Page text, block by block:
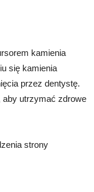
kamienia
się kamienia
przez dentystę.
aby utrzymać zdrowe
strony